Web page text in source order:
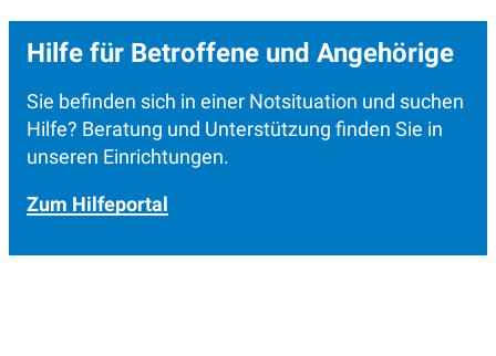
Hilfe für Betroffene und Angehörige
Sie befinden sich in einer Notsituation und suchen
Hilfe? Beratung und Unterstützung finden Sie in
unseren Einrichtungen.
Zum Hilfeportal